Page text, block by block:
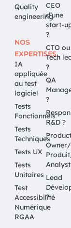
Quality
engineering
NOS
EXPERTISES
IA
appliquée
au test
logiciel
Tests
Fonctionnels
Tests
Techniques
Tests UX
Tests
Unitaires
Test
Accessibilité
Numérique
RGAA
CEO
d’une
start-
?
CTO ou
Tech
?
QA
?
R&D ?
Product
Lead
?